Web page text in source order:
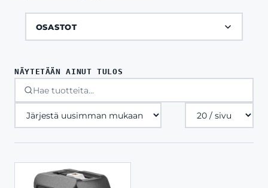
OSASTOT
NÄYTETÄÄN AINUT TULOS
Tuotteita
sivulla